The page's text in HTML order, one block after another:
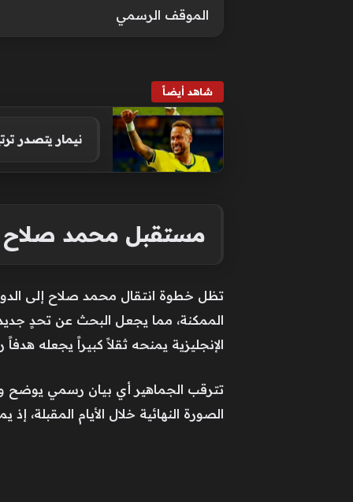
الموقف الرسمي
شاهد أيضاً
نيمار يتصدر
مستقبل محمد صلاح
تظل خطوة انتقال محمد صلاح إلى
الممكنة، مما يجعل البحث عن تحدٍ
الإنجليزية يمنحه ثقلاً كبيراً يجعله
تترقب الجماهير أي بيان رسمي يوضح
الصورة النهائية خلال الأيام